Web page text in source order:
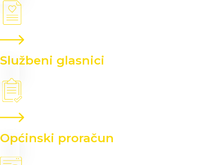
Službeni glasnici
Općinski proračun